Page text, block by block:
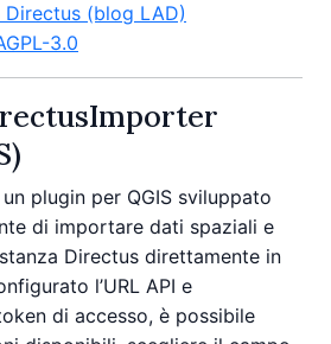
(blog LAD)
3.0
plugin per QGIS sviluppato
di importare dati spaziali e
Directus direttamente in
l’URL API e
di accesso, è possibile